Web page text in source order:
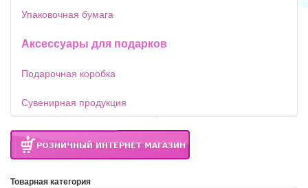
Упаковочная бумага
Аксессуары для подарков
Подарочная коробка
Сувенирная продукция
Товарная категория